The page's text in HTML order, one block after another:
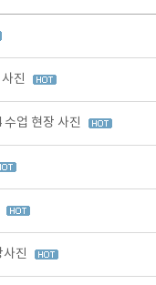
진
업 현장 사진
진